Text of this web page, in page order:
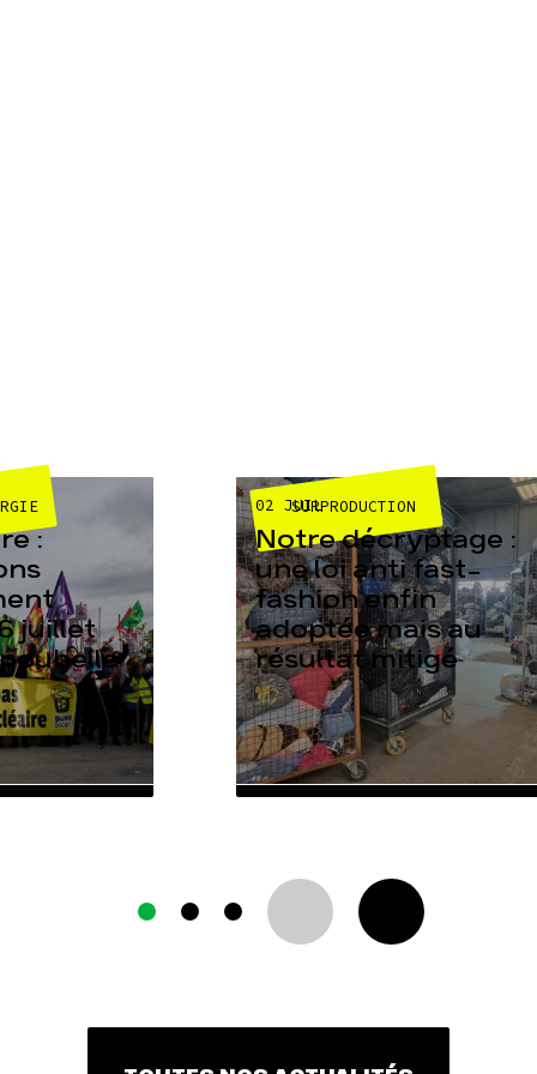
:
juillet
SURPRODUCTION
02 JUIL
Notre décryptage :
une loi anti fast-
fashion enfin
adoptée mais au
résultat mitigé